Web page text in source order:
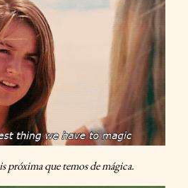
próxima que temos de mágica.